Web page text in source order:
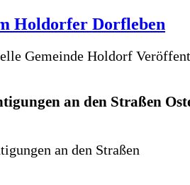
Holdorfer Dorfleben
Gemeinde Holdorf
an den Straßen